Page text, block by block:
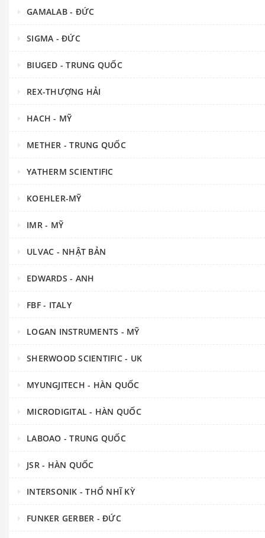
GAMALAB - ĐỨC
SIGMA - ĐỨC
BIUGED - TRUNG QUỐC
REX-THƯỢNG HẢI
HACH - MỸ
METHER - TRUNG QUỐC
YATHERM SCIENTIFIC
KOEHLER-MỸ
IMR - MỸ
ULVAC - NHẬT BẢN
EDWARDS - ANH
FBF - ITALY
LOGAN INSTRUMENTS - MỸ
SHERWOOD SCIENTIFIC - UK
MYUNGJITECH - HÀN QUỐC
MICRODIGITAL - HÀN QUỐC
LABOAO - TRUNG QUỐC
JSR - HÀN QUỐC
INTERSONIK - THỔ NHĨ KỲ
FUNKER GERBER - ĐỨC